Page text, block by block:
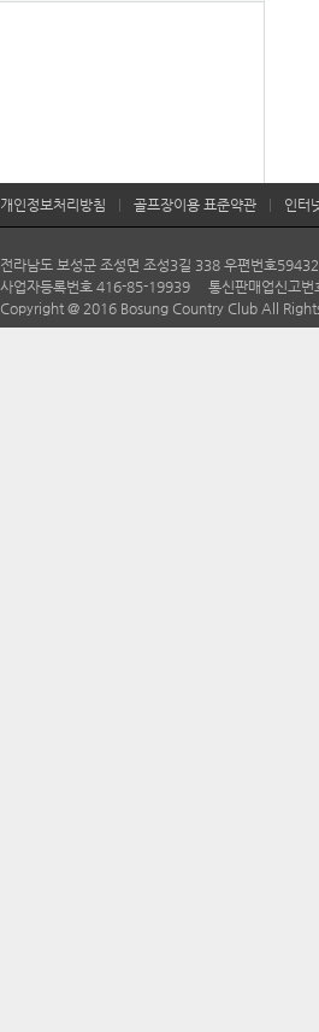
개인정보처리방침 골프장이용 표준약관 인터
전라남도 보성군 조성면 조성3길 338 우편번호
사업자등록번호 416-85-19939 통신판매업신고
Copyright @ 2016 Bosung Country Club All